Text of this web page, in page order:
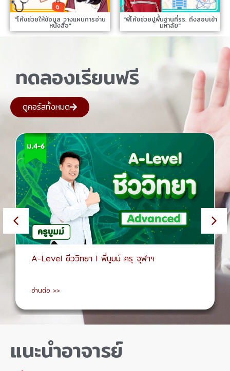
"โค้ชช่วยให้ข้อมูล วางแผนการอ่าน
หนังสือ"
"พี่โค้ชช่วยปูพื้นฐานที่รร. ถึงสอบเข้า
มหาลัย"
ทดลองเรียนฟรี
ดูคอร์สทั้งหมด
A-Level ชีววิทยา I พี่บูมม์ ครุ จุฬาฯ
อ่านต่อ >>
แนะนำอาจารย์